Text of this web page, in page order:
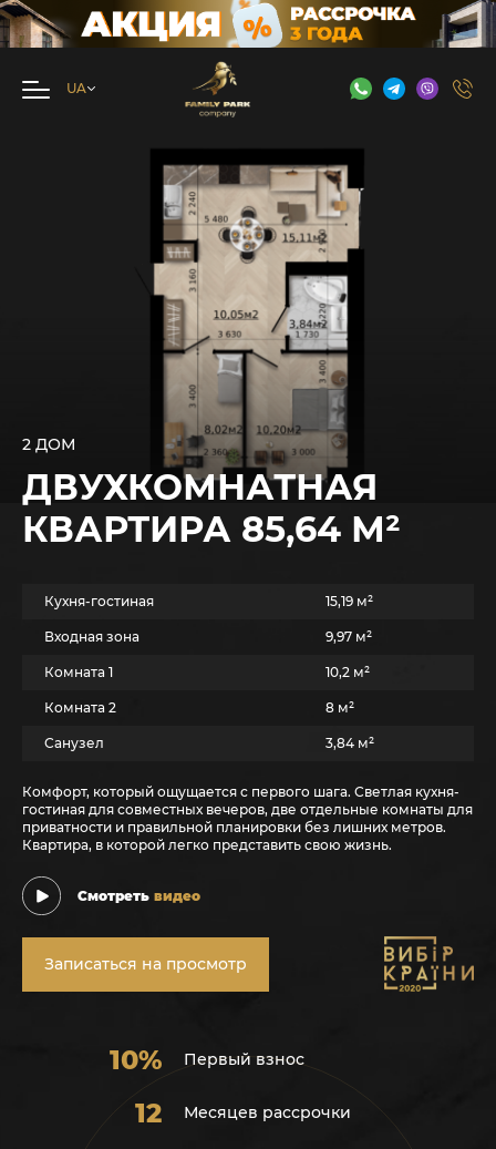
2 ДОМ
ДВУХКОМНАТНАЯ
КВАРТИРА 85,64 М²
Кухня-гостиная 15,19 м²
Входная зона 9,97 м²
Комната 1 10,2 м²
Комната 2 8 м²
Санузел 3,84 м²
Комфорт, который ощущается с первого шага. Светлая кухня-
гостиная для совместных вечеров, две отдельные комнаты для
приватности и правильной планировки без лишних метров.
Квартира, в которой легко представить свою жизнь.
Записаться на просмотр
Смотреть видео
10% Первый взнос
12 Месяцев рассрочки